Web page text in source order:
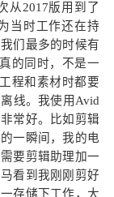
从2017版用到了
当时工作还在持
们最多的时候有
的同时，不是一
程和素材时都要
线。我使用Avid
常好。比如剪辑
一瞬间，我的电
要剪辑助理加一
看到我刚刚剪好
存储下工作，大